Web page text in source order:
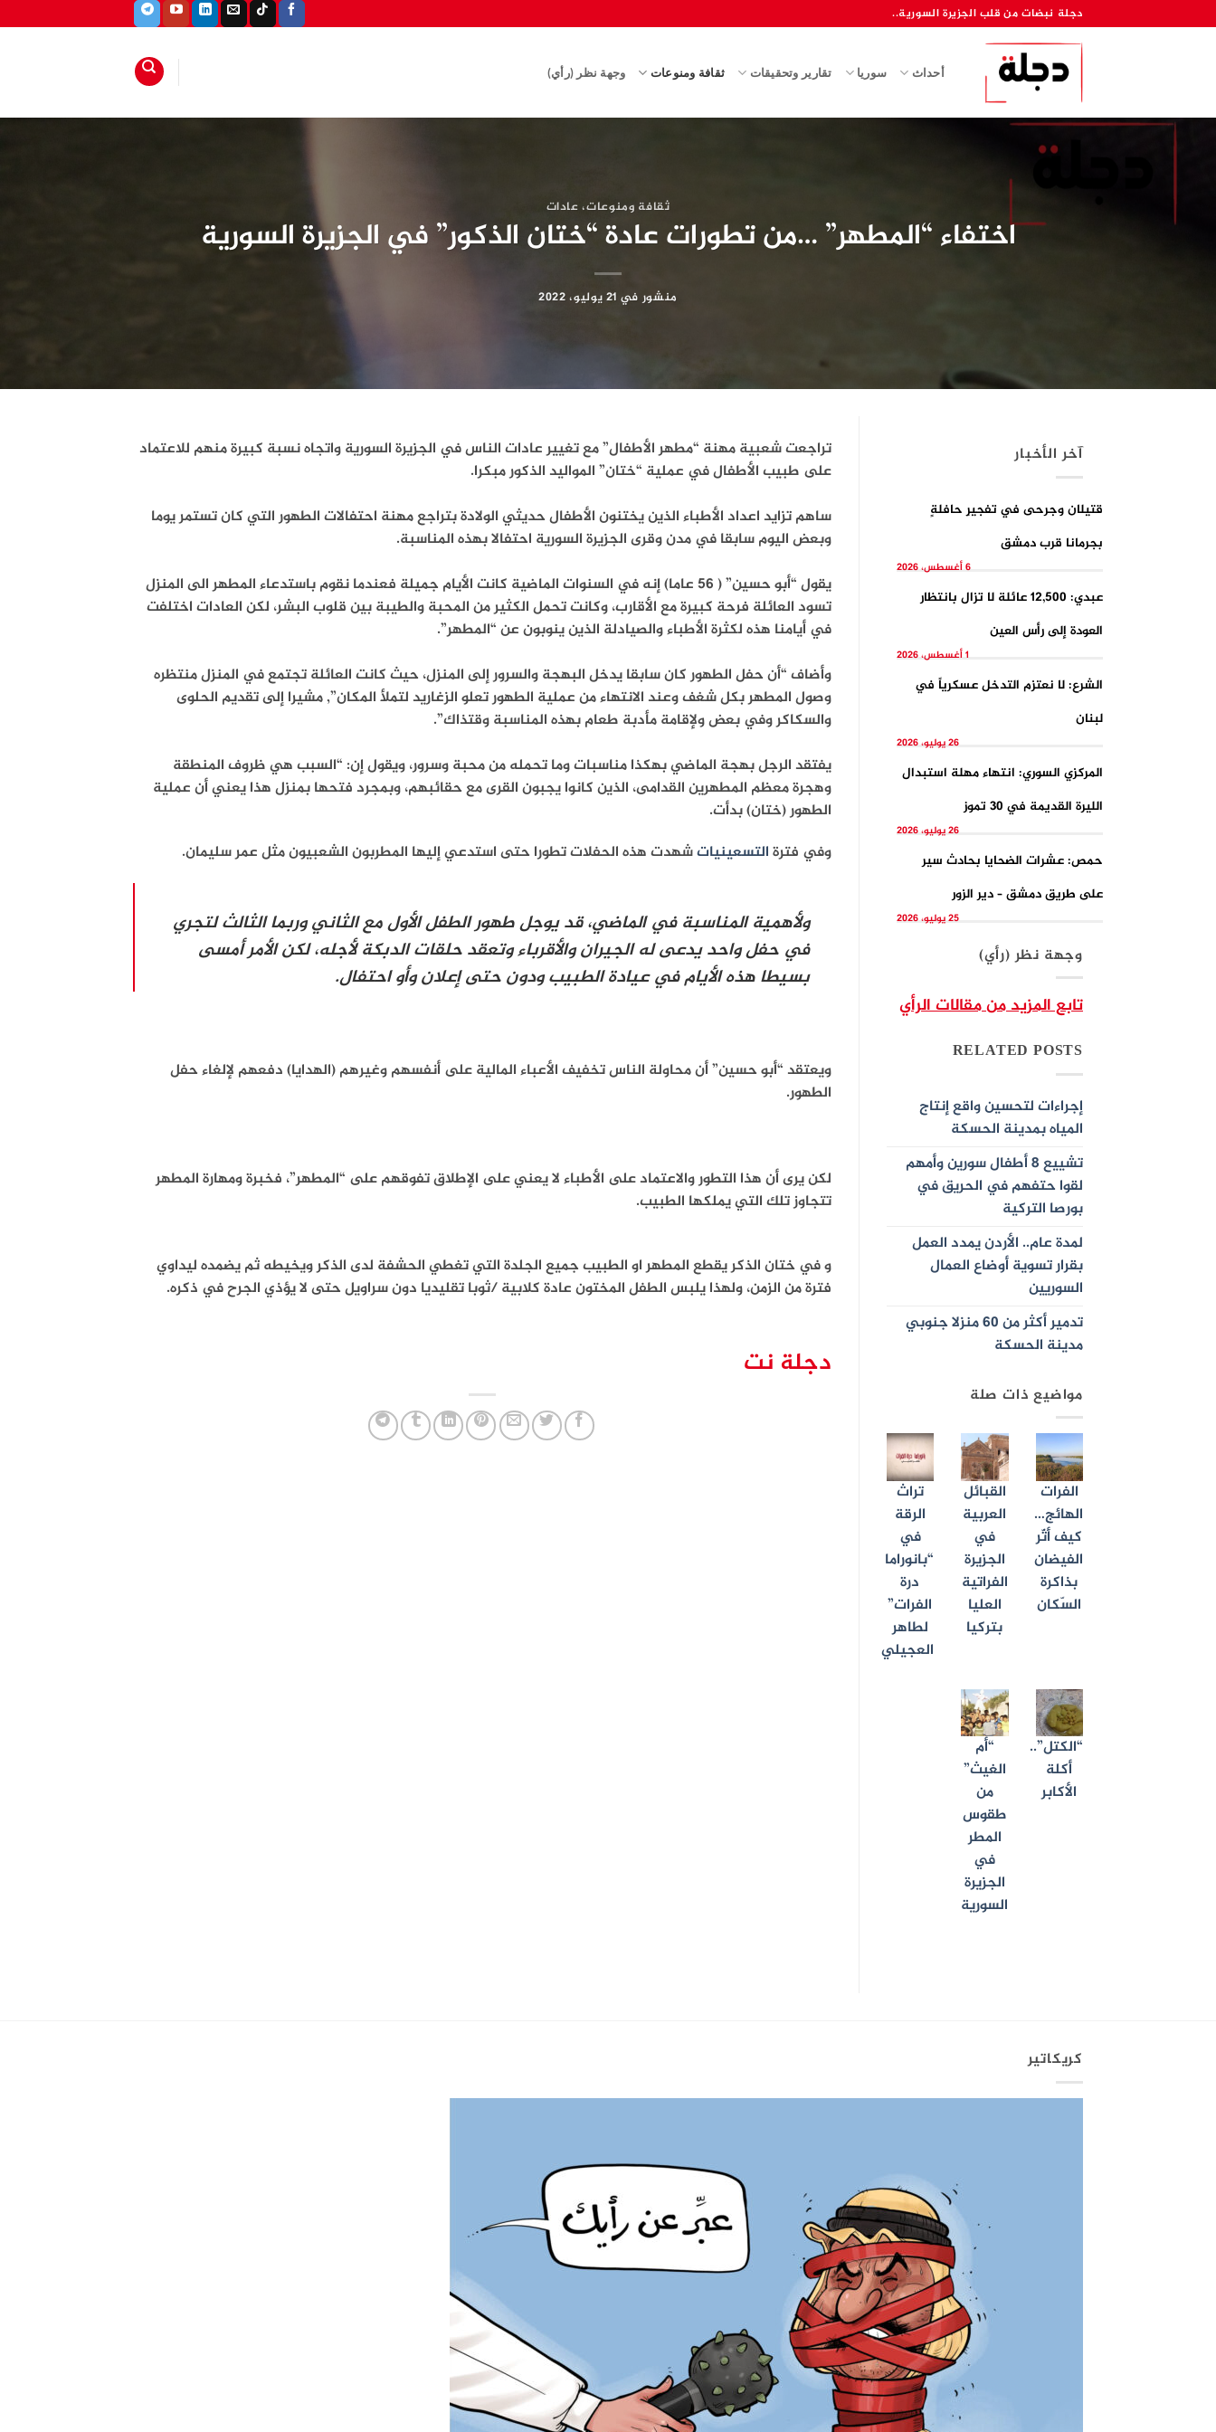
للمحتوى
دجلة نبضات من قلب الجزيرة السورية..
أحداث سوريا تقارير وتحقيقات ثقافة ومنوعات وجهة نظر (رأي)
ثقافة ومنوعات،عادات
اختفاء “المطهر” …من تطورات عادة “ختان الذكور” في الجزيرة السورية
منشور في 21 يوليو، 2022
آخر الأخبار
قتيلان وجرحى في تفجيرِ حافلةٍ
بجرمانا قرب دمشق
6 أغسطس، 2026
عبدي: 12,500 عائلة لا تزال بانتظار
العودة إلى رأس العين
1 أغسطس، 2026
الشرع: لا نعتزم التدخل عسكرياً في
لبنان
26 يوليو، 2026
المركزي السوري: انتهاء مهلة استبدال
الليرة القديمة في 30 تموز
26 يوليو، 2026
حمص: عشرات الضحايا بحادث سير
على طريق دمشق – دير الزور
25 يوليو، 2026
وجهة نظر (رأي)
تابع المزيد من مقالات الرأي
RELATED POSTS
إجراءات لتحسين واقع إنتاج
المياه بمدينة الحسكة
تشييع 8 أطفال سورين وأمهم
لقوا حتفهم في الحريق في
بورصا التركية
لمدة عام.. الأردن يمدد العمل
بقرار تسوية أوضاع العمال
السوريين
تدمير أكثر من 60 منزلا جنوبي
مدينة الحسكة
مواضيع ذات صلة
الفرات
الهائج…
كيف أثّر
الفيضان
بذاكرة
السّكان
القبائل
العربية
في
الجزيرة
الفراتية
العليا
بتركيا
تراث
الرقة
في
“بانوراما
درة
الفرات”
لطاهر
العجيلي
“الكتل”..
أكلة
الأكابر
“أم
الغيث”
من
طقوس
المطر
في
الجزيرة
السورية
تراجعت شعبية مهنة “مطهر الأطفال” مع تغيير عادات الناس في الجزيرة السورية واتجاه نسبة كبيرة منهم للاعتماد
على طبيب الأطفال في عملية “ختان” المواليد الذكور مبكرا.
ساهم تزايد اعداد الأطباء الذين يختنون الأطفال حديثي الولادة بتراجع مهنة احتفالات الطهور التي كان تستمر يوما
وبعض اليوم سابقا في مدن وقرى الجزيرة السورية احتفالا بهذه المناسبة.
يقول “أبو حسين” ( 56 عاما) إنه في السنوات الماضية كانت الأيام جميلة فعندما نقوم باستدعاء المطهر الى المنزل
تسود العائلة فرحة كبيرة مع الأقارب، وكانت تحمل الكثير من المحبة والطيبة بين قلوب البشر، لكن العادات اختلفت
في أيامنا هذه لكثرة الأطباء والصيادلة الذين ينوبون عن “المطهر”.
وأضاف “أن حفل الطهور كان سابقا يدخل البهجة والسرور إلى المنزل، حيث كانت العائلة تجتمع في المنزل منتظره
وصول المطهر بكل شغف وعند الانتهاء من عملية الطهور تعلو الزغاريد لتملأ المكان”, مشيرا إلى تقديم الحلوى
والسكاكر وفي بعض ولإقامة مأدبة طعام بهذه المناسبة وقتذاك”.
يفتقد الرجل بهجة الماضي بهكذا مناسبات وما تحمله من محبة وسرور، ويقول إن: “السبب هي ظروف المنطقة
وهجرة معظم المطهرين القدامى، الذين كانوا يجبون القرى مع حقائبهم، وبمجرد فتحها بمنزل هذا يعني أن عملية
الطهور (ختان) بدأت.
وفي فترةالتسعينياتشهدت هذه الحفلات تطورا حتى استدعي إليها المطربون الشعبيون مثل عمر سليمان.
ولأهمية المناسبة في الماضي، قد يوجل طهور الطفل الأول مع الثاني وربما الثالث لتجري
في حفل واحد يدعى له الجيران والأقرباء وتعقد حلقات الدبكة لأجله، لكن الأمر أمسى
بسيطا هذه الأيام في عيادة الطبيب ودون حتى إعلان وأو احتفال.
ويعتقد “أبو حسين” أن محاولة الناس تخفيف الأعباء المالية على أنفسهم وغيرهم (الهدايا) دفعهم لإلغاء حفل
الطهور.
لكن يرى أن هذا التطور والاعتماد على الأطباء لا يعني على الإطلاق تفوقهم على “المطهر”، فخبرة ومهارة المطهر
تتجاوز تلك التي يملكها الطبيب.
و في ختان الذكر يقطع المطهر او الطبيب جميع الجلدة التي تغطي الحشفة لدى الذكر ويخيطه ثم يضمده ليداوي
فترة من الزمن، ولهذا يلبس الطفل المختون عادة كلابية /ثوبا تقليديا دون سراويل حتى لا يؤذي الجرح في ذكره.
دجلة نت
كريكاتير